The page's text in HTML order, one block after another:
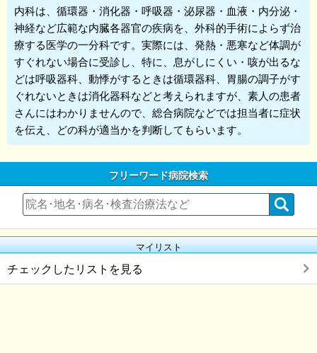
内科は、循環器・消化器・呼吸器・泌尿器・血液・内分泌・
神経など広範な内臓各器官の疾病を、外科的手術によらず治
療する医学の一分科です。実際には、発熱・悪寒など体調が
すぐれない場合に受診し、特に、息がしにくい・咳が出るな
どは呼吸器科、動悸がするときは循環器科、胃腸の調子がす
ぐれないときは消化器科などと考えられますが、素人の患者
さんにはわかりませんので、総合病院などでは担当者に症状
を伝え、どの科が適当かを判断してもらいます。
フリーワード病院検索
マイリスト
チェックしたリストを見る